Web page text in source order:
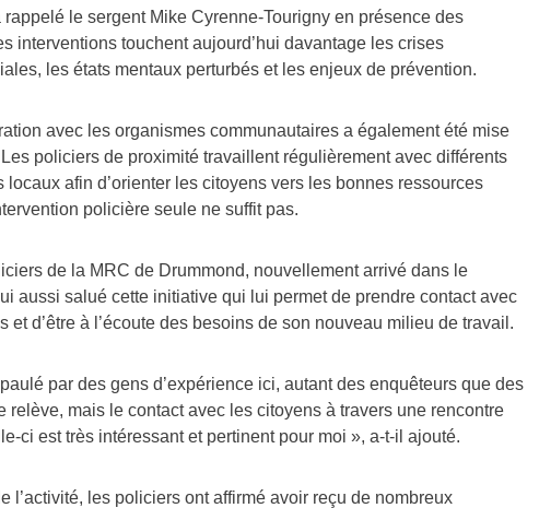
rappelé le sergent Mike Cyrenne-Tourigny en présence des
interventions touchent aujourd’hui davantage les crises
les états mentaux perturbés et les enjeux de prévention.
avec les organismes communautaires a également été mise
Les policiers de proximité travaillent régulièrement avec différents
locaux afin d’orienter les citoyens vers les bonnes ressources
policière seule ne suffit pas.
de la MRC de Drummond, nouvellement arrivé dans le
aussi salué cette initiative qui lui permet de prendre contact avec
et d’être à l’écoute des besoins de son nouveau milieu de travail.
par des gens d’expérience ici, autant des enquêteurs que des
relève, mais le contact avec les citoyens à travers une rencontre
ci est très intéressant et pertinent pour moi », a-t-il ajouté.
l’activité, les policiers ont affirmé avoir reçu de nombreux